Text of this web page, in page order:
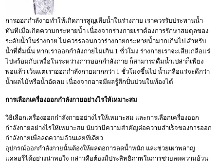
การออกกำลังายทำให้เกิดการสูญเสียน้ำในร่างกาย เราควรรับประทานน้ำ
ทันทีเมื่อเกิดความกระหายน้ำ เนื่องจากร่างกายเราต้องการรักษาสมดุลของ
ระดับน้ำในร่างกาย ไม่ควรรอจนกว่าร่างกายกระหายน้ำมากเกินไป สำหรับ
น้ำที่ดื่มนั้น หากเราออกกำลังกายไม่เกิน 1 ชั่วโมง ร่างกายเราจะเสียเกลือแร่
ไปพร้อมกับเหงื่อในระหว่างการออกกำลังกาย ก็สามารถดื่มน้ำเปล่าก็เพียง
พอแล้ว เว้นแต่เราออกกำลังกายมากกว่า 1 ชั่วโมงขึ้นไป น้ำเกลือแร่จะดีกว่า
น้ำผลไม้หรือน้ำอัดลม เนื่องจากอาจมีผลรู้สึกปั่นป่วนในท้องได้
การเลือกเครื่องออกกำลังกายอย่างไรให้เหมาะสม
วิธีเลือกเครื่องออกกำลังกายอย่างไรให้เหมาะสม และการเลือกเครื่องออก
กำลังกายอย่างไรให้เหมาะสม นับว่ามีความสำคัญต่อความสำเร็จของการออก
กำลังกายเพื่อลดความอ้วนเลยทีเดียว
อุปกรณ์ออกกำลังกายนั้นต้องให้ผลต่อการลดน้ำหนัก และช่วยเผาพลาญ
แคลอรี่ได้อย่างน่าพอใจ กล่าวคือต้องมีประสิทธิภาพในการช่วยลดความอ้วน